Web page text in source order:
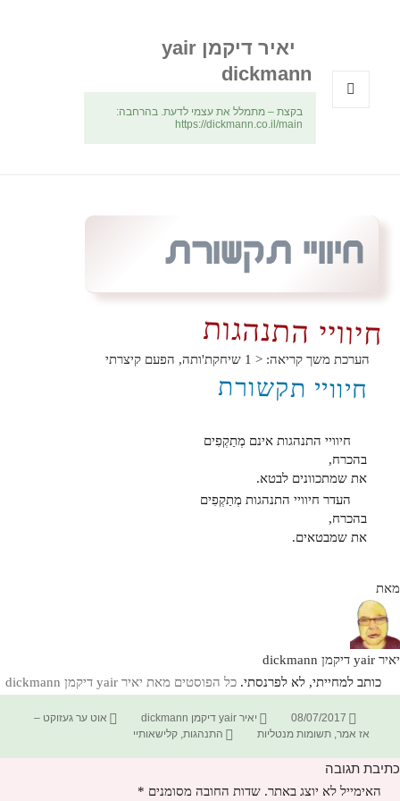
יאיר דיקמן yair
dickmann
בקצת – מתמלל את עצמי לדעת. בהרחבה:
https://dickmann.co.il/main
חיוויי התנהגות
הערכת משך קריאה: < 1 שיחקת'ותה, הפעם קיצרתי
חיוויי תקשורת
חיוויי התנהגות אינם מְתַקְפִים
בהכרח,
את שמתכוונים לבטא.
העדר חיוויי התנהגות מְתַקְפִים
בהכרח,
את שמבטאים.
מאת
יאיר yair דיקמן dickmann
כותב למחייתי, לא לפרנסתי. כל הפוסטים מאת יאיר yair דיקמן dickmann‏
פורסם
בתאריך
08/07/2017 מחבר
יאיר yair דיקמן dickmann קטגוריות
אוט ער געזוקט –
אז אמר,תשומות מנטליות תגיות
התנהגות,קלישאותיי
כתיבת תגובה
האימייל לא יוצג באתר. שדות החובה מסומנים *